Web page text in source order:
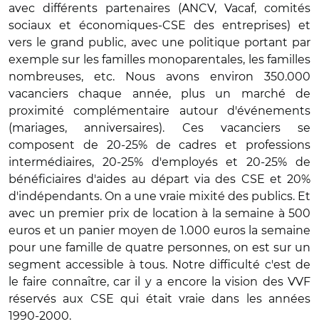
avec différents partenaires (ANCV, Vacaf, comités
sociaux et économiques-CSE des entreprises) et
vers le grand public, avec une politique portant par
exemple sur les familles monoparentales, les familles
nombreuses, etc. Nous avons environ 350.000
vacanciers chaque année, plus un marché de
proximité complémentaire autour d'événements
(mariages, anniversaires). Ces vacanciers se
composent de 20-25% de cadres et professions
intermédiaires, 20-25% d'employés et 20-25% de
bénéficiaires d'aides au départ via des CSE et 20%
d'indépendants. On a une vraie mixité des publics. Et
avec un premier prix de location à la semaine à 500
euros et un panier moyen de 1.000 euros la semaine
pour une famille de quatre personnes, on est sur un
segment accessible à tous. Notre difficulté c'est de
le faire connaître, car il y a encore la vision des VVF
réservés aux CSE qui était vraie dans les années
1990-2000.